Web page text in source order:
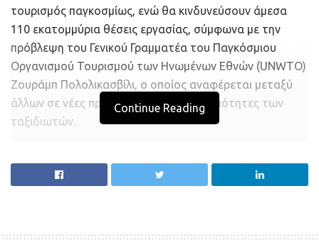
τουρισμός παγκοσμίως, ενώ θα κινδυνεύσουν άμεσα
110 εκατομμύρια θέσεις εργασίας, σύμφωνα με την
πρόβλεψη του Γενικού Γραμματέα του Παγκόσμιου
Οργανισμού Τουρισμού των Ηνωμένων Εθνών (UNWTO)
Ζουράμπ Πολολικασβίλι, ο οποίος αναφέρεται μεταξύ
άλλων σε νέες προτιμήσεις και προτεραιότητες των
ταξιδιωτών.
ότι ο Οργανισμός έχει επεξεργαστεί τρία πιθανά
σενάρια, σύμφωνα με τα οποία ο αριθμός των
Continue Reading